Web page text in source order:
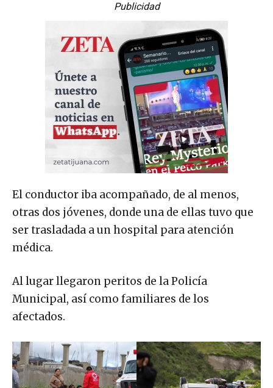
Publicidad
El conductor iba acompañado, de al menos,
otras dos jóvenes, donde una de ellas tuvo que
ser trasladada a un hospital para atención
médica.
Al lugar llegaron peritos de la Policía
Municipal, así como familiares de los
afectados.